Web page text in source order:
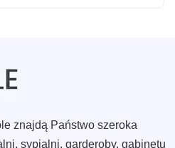
znajdą Państwo szeroka
sypialni, garderoby, gabinetu